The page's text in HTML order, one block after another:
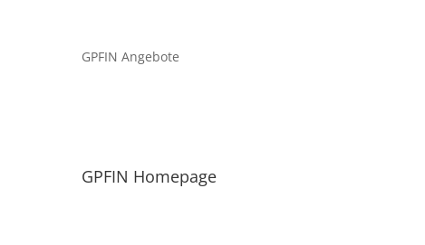
GPFIN Angebote
GPFIN Homepage